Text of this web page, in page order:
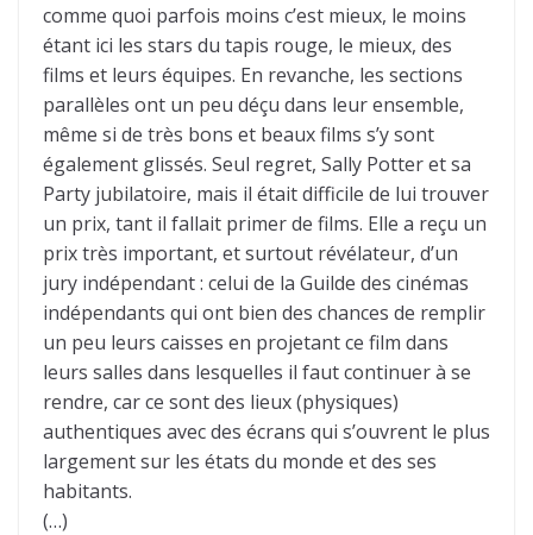
comme quoi parfois moins c’est mieux, le moins
étant ici les stars du tapis rouge, le mieux, des
films et leurs équipes. En revanche, les sections
parallèles ont un peu déçu dans leur ensemble,
même si de très bons et beaux films s’y sont
également glissés. Seul regret, Sally Potter et sa
Party jubilatoire, mais il était difficile de lui trouver
un prix, tant il fallait primer de films. Elle a reçu un
prix très important, et surtout révélateur, d’un
jury indépendant : celui de la Guilde des cinémas
indépendants qui ont bien des chances de remplir
un peu leurs caisses en projetant ce film dans
leurs salles dans lesquelles il faut continuer à se
rendre, car ce sont des lieux (physiques)
authentiques avec des écrans qui s’ouvrent le plus
largement sur les états du monde et des ses
habitants.
(…)